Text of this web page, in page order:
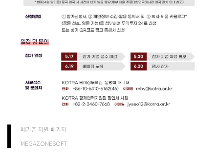
메가존 지원 패키지
MEGAZONESOFT